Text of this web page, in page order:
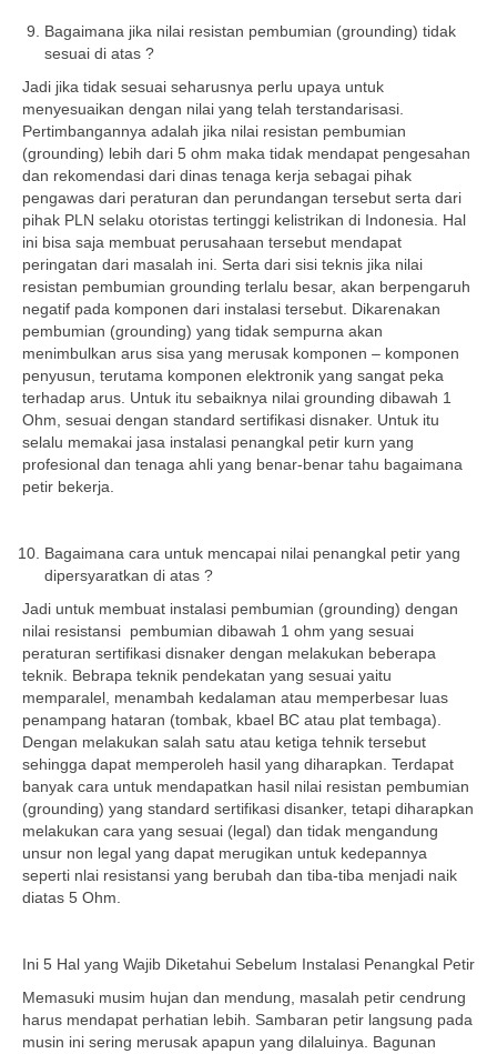
Bagaimana jika nilai resistan pembumian (grounding) tidak
sesuai di atas ?
Jadi jika tidak sesuai seharusnya perlu upaya untuk
menyesuaikan dengan nilai yang telah terstandarisasi.
Pertimbangannya adalah jika nilai resistan pembumian
(grounding) lebih dari 5 ohm maka tidak mendapat pengesahan
dan rekomendasi dari dinas tenaga kerja sebagai pihak
pengawas dari peraturan dan perundangan tersebut serta dari
pihak PLN selaku otoristas tertinggi kelistrikan di Indonesia. Hal
ini bisa saja membuat perusahaan tersebut mendapat
peringatan dari masalah ini. Serta dari sisi teknis jika nilai
resistan pembumian grounding terlalu besar, akan berpengaruh
negatif pada komponen dari instalasi tersebut. Dikarenakan
pembumian (grounding) yang tidak sempurna akan
menimbulkan arus sisa yang merusak komponen – komponen
penyusun, terutama komponen elektronik yang sangat peka
terhadap arus. Untuk itu sebaiknya nilai grounding dibawah 1
Ohm, sesuai dengan standard sertifikasi disnaker. Untuk itu
selalu memakai jasa instalasi penangkal petir kurn yang
profesional dan tenaga ahli yang benar-benar tahu bagaimana
petir bekerja.
Bagaimana cara untuk mencapai nilai penangkal petir yang
dipersyaratkan di atas ?
Jadi untuk membuat instalasi pembumian (grounding) dengan
nilai resistansi pembumian dibawah 1 ohm yang sesuai
peraturan sertifikasi disnaker dengan melakukan beberapa
teknik. Bebrapa teknik pendekatan yang sesuai yaitu
memparalel, menambah kedalaman atau memperbesar luas
penampang hataran (tombak, kbael BC atau plat tembaga).
Dengan melakukan salah satu atau ketiga tehnik tersebut
sehingga dapat memperoleh hasil yang diharapkan. Terdapat
banyak cara untuk mendapatkan hasil nilai resistan pembumian
(grounding) yang standard sertifikasi disanker, tetapi diharapkan
melakukan cara yang sesuai (legal) dan tidak mengandung
unsur non legal yang dapat merugikan untuk kedepannya
seperti nlai resistansi yang berubah dan tiba-tiba menjadi naik
diatas 5 Ohm.
Ini 5 Hal yang Wajib Diketahui Sebelum Instalasi Penangkal Petir
Memasuki musim hujan dan mendung, masalah petir cendrung
harus mendapat perhatian lebih. Sambaran petir langsung pada
musin ini sering merusak apapun yang dilaluinya. Bagunan